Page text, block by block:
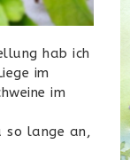
hab ich
im
im
so lange an,